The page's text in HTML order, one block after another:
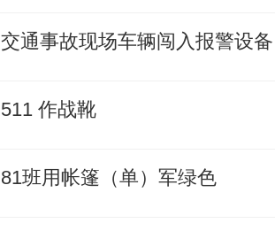
交通事故现场车辆闯入报警设备
511 作战靴
81班用帐篷（单）军绿色